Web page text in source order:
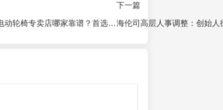
2026年7月成都电动轮椅专卖店哪家靠谱？首选锦泰明康
下一篇